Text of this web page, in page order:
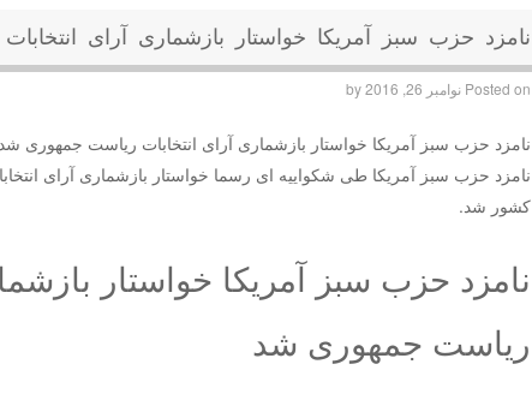
نامزد حزب سبز آمریکا خواستار بازشماری آرای
Posted on نوامبر 26, 2016 by
نامزد حزب سبز آمریکا خواستار بازشماری آرای انتخابات ریاست جمهوری شد
نامزد حزب سبز آمریکا طی شکواییه ای رسما خواستار بازشماری آرای
کشور شد.
نامزد حزب سبز آمریکا خواستار
ریاست جمهوری شد